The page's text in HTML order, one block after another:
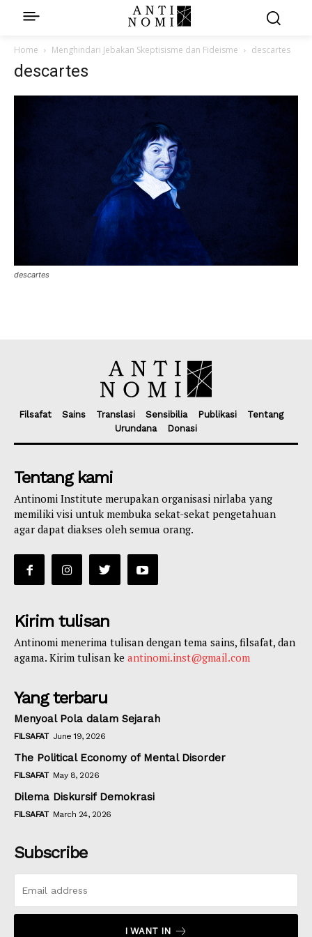
Home Menghindari Jebakan Skeptisisme dan Fideisme descartes
descartes
descartes
Filsafat Sains Translasi Sensibilia Publikasi
Tentang
Urundana
Donasi
Tentang kami
Antinomi Institute merupakan organisasi nirlaba yang
memiliki visi untuk membuka sekat-sekat pengetahuan
agar dapat diakses oleh semua orang.
Kirim tulisan
Antinomi menerima tulisan dengan tema sains, filsafat, dan
agama. Kirim tulisan ke antinomi.inst@gmail.com
Yang terbaru
Menyoal Pola dalam Sejarah
FILSAFAT June 19, 2026
The Political Economy of Mental Disorder
FILSAFAT May 8, 2026
Dilema Diskursif Demokrasi
FILSAFAT March 24, 2026
Subscribe
I WANT IN